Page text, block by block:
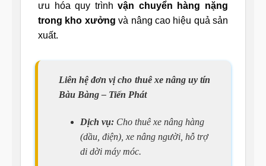
ưu hóa quy trìnhvận chuyển hàng nặng
trong kho xưởng và nâng cao hiệu quả sản
xuất.
Liên hệ đơn vị cho thuê xe nâng uy tín
Bàu Bàng – Tiến Phát
Dịch vụ:Cho thuê xe nâng hàng
(dầu, điện), xe nâng người, hỗ trợ
di dời máy móc.